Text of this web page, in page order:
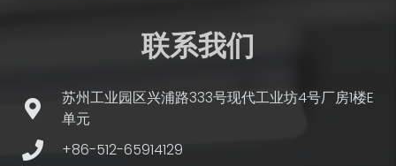
联系我们
苏州工业园区兴浦路333号现代工业坊4号厂房1楼E
单元
+86-512-65914129